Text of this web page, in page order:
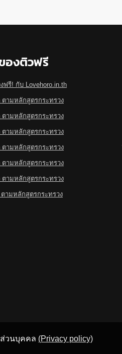
องติวฟรี
ฟรี! กับ Lovehoro.in.th
ามหลักสูตรกระทรวง
ามหลักสูตรกระทรวง
ามหลักสูตรกระทรวง
ามหลักสูตรกระทรวง
ามหลักสูตรกระทรวง
ามหลักสูตรกระทรวง
ามหลักสูตรกระทรวง
วนบุคคล (Privacy policy)